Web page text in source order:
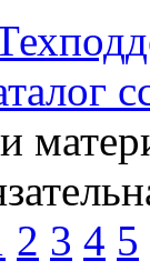
2 3 4 5